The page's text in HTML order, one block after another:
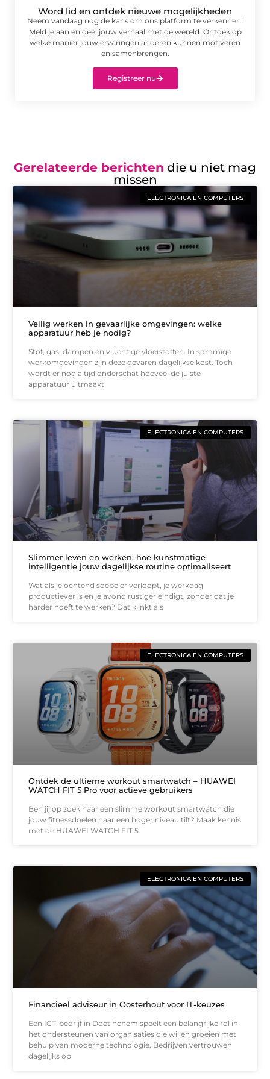
Word lid en ontdek nieuwe mogelijkheden
Neem vandaag nog de kans om ons platform te verkennen!
Meld je aan en deel jouw verhaal met de wereld. Ontdek op
welke manier jouw ervaringen anderen kunnen motiveren
en samenbrengen.
Registreer nu
Gerelateerde berichten die u niet mag
missen
ELECTRONICA EN COMPUTERS
Veilig werken in gevaarlijke omgevingen: welke
apparatuur heb je nodig?
Stof, gas, dampen en vluchtige vloeistoffen. In sommige
werkomgevingen zijn deze gevaren dagelijkse kost. Toch
wordt er nog altijd onderschat hoeveel de juiste
apparatuur uitmaakt
ELECTRONICA EN COMPUTERS
Slimmer leven en werken: hoe kunstmatige
intelligentie jouw dagelijkse routine optimaliseert
Wat als je ochtend soepeler verloopt, je werkdag
productiever is en je avond rustiger eindigt, zonder dat je
harder hoeft te werken? Dat klinkt als
ELECTRONICA EN COMPUTERS
Ontdek de ultieme workout smartwatch – HUAWEI
WATCH FIT 5 Pro voor actieve gebruikers
Ben jij op zoek naar een slimme workout smartwatch die
jouw fitnessdoelen naar een hoger niveau tilt? Maak kennis
met de HUAWEI WATCH FIT 5
ELECTRONICA EN COMPUTERS
Financieel adviseur in Oosterhout voor IT-keuzes
Een ICT-bedrijf in Doetinchem speelt een belangrijke rol in
het ondersteunen van organisaties die willen groeien met
behulp van moderne technologie. Bedrijven vertrouwen
dagelijks op